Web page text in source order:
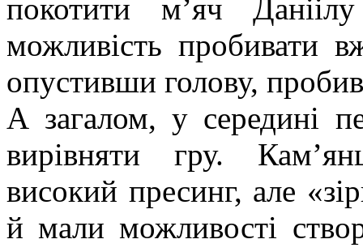
покотити м’яч
можливість пробивати
опустивши голову,
А загалом, у середині
вирівняти гру.
високий пресинг, але
й мали можливості